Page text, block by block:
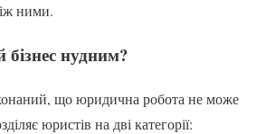
ними.
нудним?
що юридична робота не може
юристів на дві категорії: